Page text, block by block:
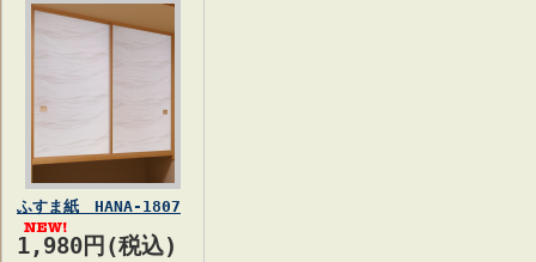
ふすま紙 HANA-1807
1,980円(税込)